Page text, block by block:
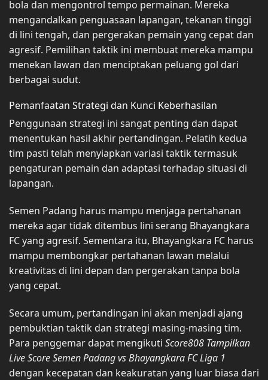
bola dan mengontrol tempo permainan. Mereka
mengandalkan penguasaan lapangan, tekanan tinggi
di lini tengah, dan pergerakan pemain yang cepat dan
agresif. Pemilihan taktik ini membuat mereka mampu
menekan lawan dan menciptakan peluang gol dari
berbagai sudut.
Pemanfaatan Strategi dan Kunci Keberhasilan
Penggunaan strategi ini sangat penting dan dapat
menentukan hasil akhir pertandingan. Pelatih kedua
tim pasti telah menyiapkan variasi taktik termasuk
pengaturan pemain dan adaptasi terhadap situasi di
lapangan.
Semen Padang harus mampu menjaga pertahanan
mereka agar tidak ditembus lini serang Bhayangkara
FC yang agresif. Sementara itu, Bhayangkara FC harus
mampu membongkar pertahanan lawan melalui
kreativitas di lini depan dan pergerakan tanpa bola
yang cepat.
Secara umum, pertandingan ini akan menjadi ajang
pembuktian taktik dan strategi masing-masing tim.
Para penggemar dapat mengikuti Score808 Tampilkan
Live Score Semen Padang vs Bhayangkara FC Liga 1
dengan kecepatan dan keakuratan yang luar biasa dari